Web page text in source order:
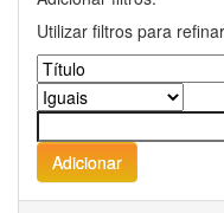
Utilizar filtros para